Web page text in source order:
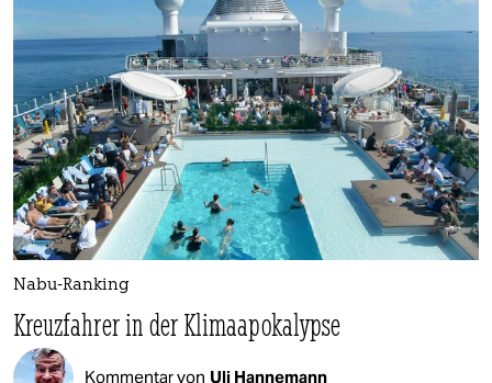
Nabu-Ranking
Kreuzfahrer in der Klimaapokalypse
Kommentar von Uli Hannemann